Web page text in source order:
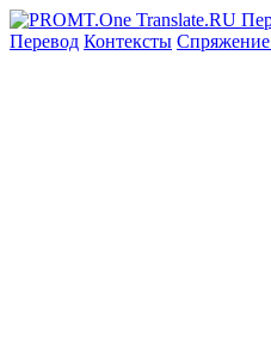
Перевод Контексты Спряжение